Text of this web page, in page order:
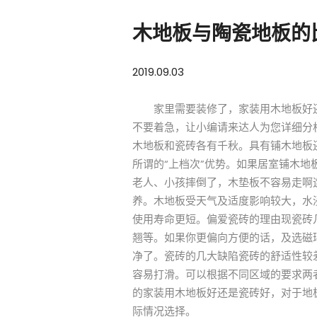
木地板与陶瓷地板的
2019.09.03
家里需要装修了，家装用木地板好
不要着急，让小编请来达人为您详细
木地板和瓷砖各有千秋。具有铺木地
所谓的“上档次”优势。如果居室铺木
老人、小孩摔倒了，木垫板不容易走
养。木地板受天气及适度影响较大，
使用寿命更短。偏爱瓷砖的理由现瓷
翘等。如果你更偏向方便的话，及选
净了。瓷砖的几大缺陷瓷砖的舒适性
容易打滑。可以根据不同区域的要求
的家装用木地板好还是瓷砖好，对于
际情况选择。